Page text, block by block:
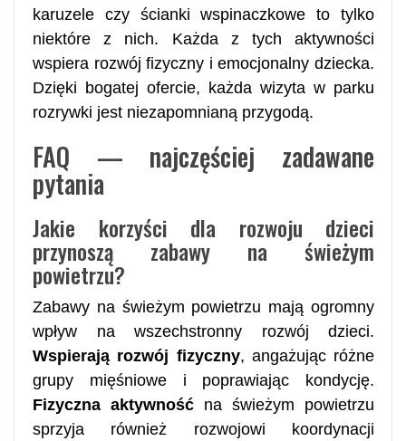
karuzele czy ścianki wspinaczkowe to tylko
niektóre z nich. Każda z tych aktywności
wspiera rozwój fizyczny i emocjonalny dziecka.
Dzięki bogatej ofercie, każda wizyta w parku
rozrywki jest niezapomnianą przygodą.
FAQ — najczęściej zadawane
pytania
Jakie korzyści dla rozwoju dzieci
przynoszą zabawy na świeżym
powietrzu?
Zabawy na świeżym powietrzu mają ogromny
wpływ na wszechstronny rozwój dzieci.
Wspierają rozwój fizyczny, angażując różne
grupy mięśniowe i poprawiając kondycję.
Fizyczna aktywność na świeżym powietrzu
sprzyja również rozwojowi koordynacji